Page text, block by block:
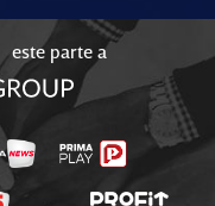
este parte a